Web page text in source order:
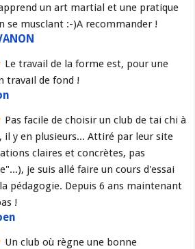
un art martial et une pratique
se musclant :-)A recommander !
Le travail de la forme est, pour une
travail de fond !
Pas facile de choisir un club de tai chi à
il y en plusieurs... Attiré par leur site
claires et concrètes, pas
je suis allé faire un cours d'essai
pédagogie. Depuis 6 ans maintenant
!
Un club où règne une bonne